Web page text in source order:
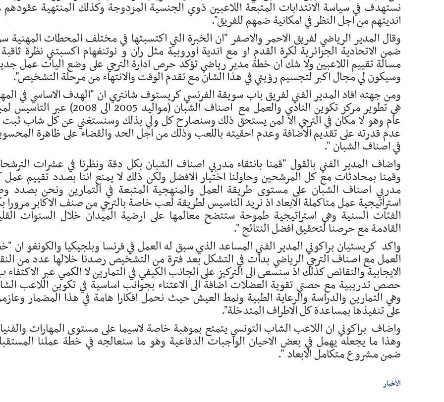
نستهدف في سياسة الانتدابات المتبعة اللاعبين ذوي الجنسية المزدوجة وكذلك المنتهية
انديتهم من اجل النظر في امكانية ضمهم للفريق".
وقال المدير الرياضي لفريق الاحمر والاصفر "ان الخبرة التي اكتسبتها في مختلف المحطات المهنية
ضمن الاتحادية الجزائرية لكرة القدم او مع اندية اوروبية مثل ران و نوتنغهام اكسبتني نظرة
مسالة تقييم اللاعبين ولا شك ان خطة مدير رياضي تؤكد حرص ادارة الترجي على وضع اليات عمل
وسيكون لي مجال اكبر لتجسيم رؤيتي في هذا الشان مع تقدم الوقت والانتهاء من مرحلة التشخيص".
ومن جهته افاد المدير الفني لفريق باب سويقة الفرنسي كريستوف شانتري ان "الهدف الاساسي في
هي تطوير مركز تكوين النادي والعمل مع اصناف الشبان (مواليد 2005 الى 2008)
عام وهو لا مكان في الترجي الا لمن يستحق ذلك وسنصارح كل ولي بذلك وسنستغني عن كل شاب ثبت
عدم قدرته على تقديم الاضافة وعدم احقيته باللعب وذلك من اجل الحد والقضاء على ظاهرة
في اصناف الشبان ".
واضاف المدير الفني بالقول "قمنا بانتقاء مدربي اصناف الشبان بكل دقة ونظرنا في عشرات
وقمنا بمحادثات مع كل المرشحين وحاولنا اختيار الافضل ولكن ذلك لا يمنع اننا بصدد تقييم
مدربي اصناف الشبان على مستوى طريقة العمل والمنهجية المتبعة في التمارين ونحن بصدد
استراتيجية عمل متاكملة الابعاد اذ نريد التاسيس لطريقة لعب خاصة بالترجي من صنف الاكابر مرورا
الفئات السنية وهي استراتيجية طموحة ستتضح معالمها على ارضية الميدان خلال السنوات
القادمة مع حرصنا لتحقيق افضل النتائج ".
واكد كريستيان براكوني المدير الفني المساعد الذي سبق له العمل في فرنسا وبلجيكيا والكونغو ان
العمل مع اصناف الترجي الرياضي بدات في التشكل بعد فترة من التشخيص رصدنا خلالها عدد من
حصص تدريبية مع حصتي تقوية العضلات اضافة الى الاعتناء بجوانب اساسية في تكوين اللاعب
وهي التمارين والدراسة والرعاية الطبية ونمط العيش حيث نحمل افكارا هامة في هذا المضمار
على تنفيذها بمساعدة كل الاطراف المتدخلة".
واضاف براكوني ان اللاعب الشاب التونسي يتمتع بموهبة خاصة لاسيما على مستوى المهارات
وهذا ما يجعله يهمل في بعض الاحيان الواجبات الدفاعية وهو ما سنعالجه في خطة عملنا
ضمن مشروع متكامل الابعاد ".
الأخبار